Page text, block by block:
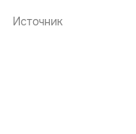
Источник